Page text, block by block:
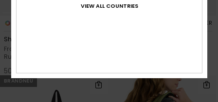
Shadow Swell Printed
Frauen Grün Mittelgroßer
Rucksack
50,00 €
RECYCLED FIBER
50,00 €
BRANDNEU
VIEW ALL COUNTRIES